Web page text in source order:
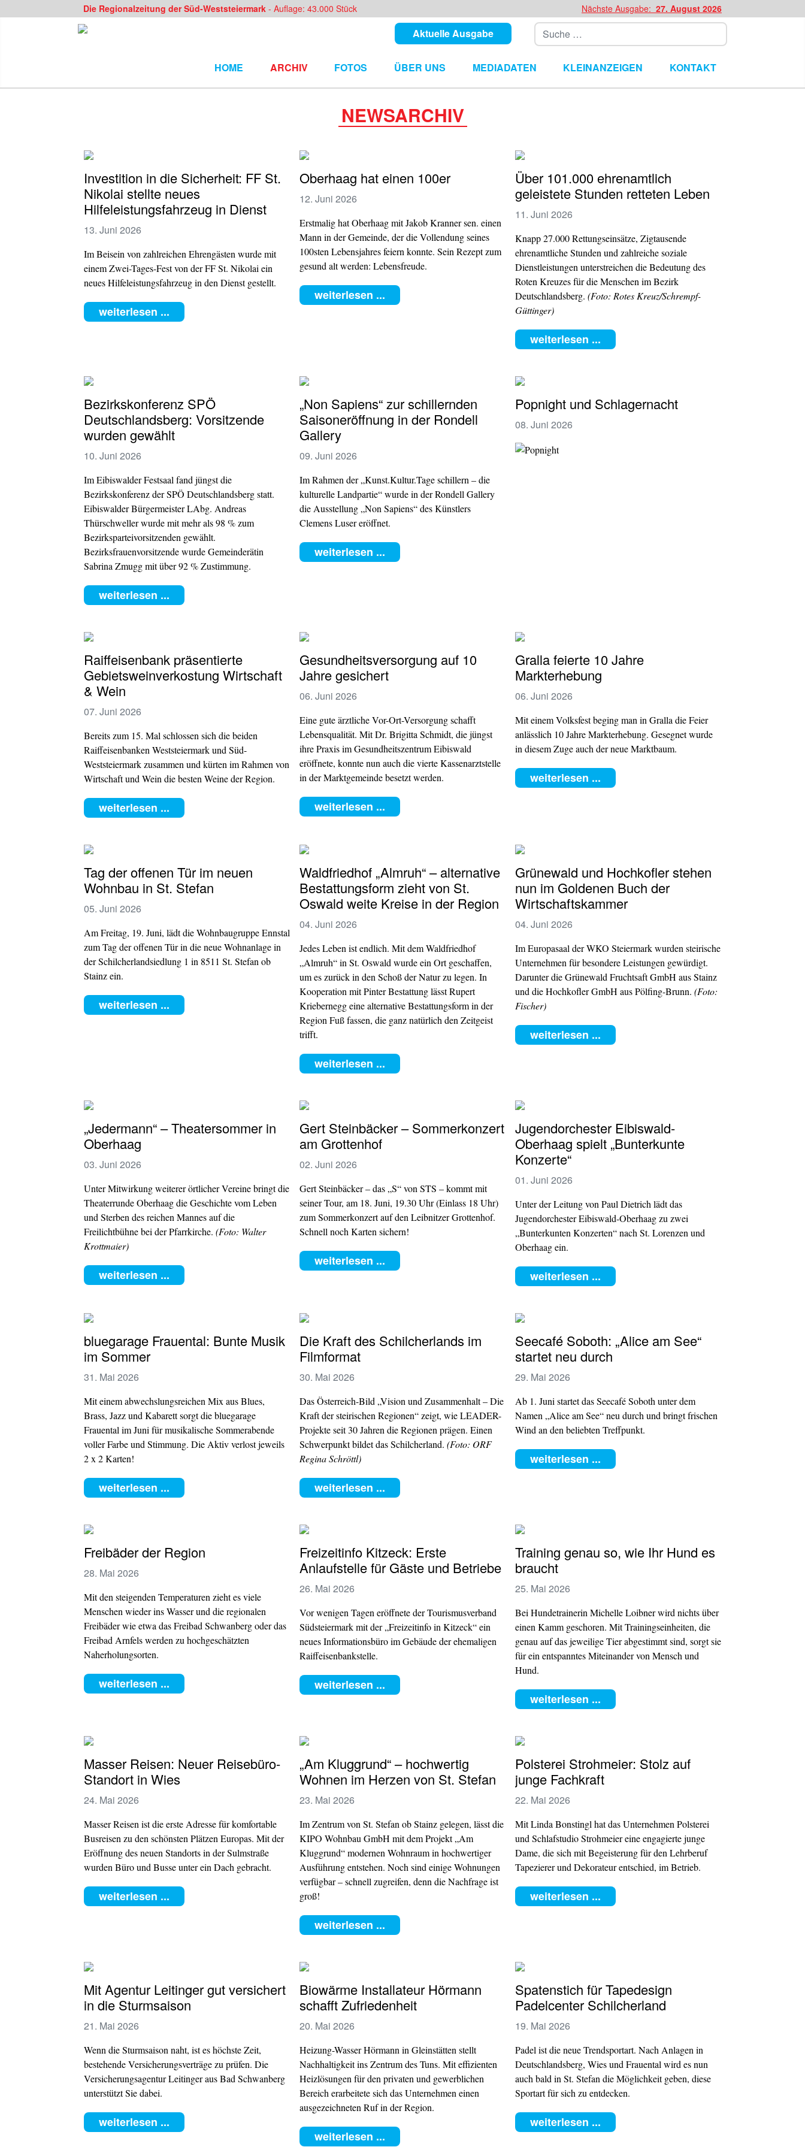
Die Regionalzeitung der Süd-Weststeiermark - Auflage: 43.000 Stück Nächste Ausgabe: 27. August 2026
Aktuelle Ausgabe Suchen
HOME ARCHIV FOTOS ÜBER UNS MEDIADATEN KLEINANZEIGEN KONTAKT
NEWSARCHIV
Investition in die Sicherheit: FF St.
Nikolai stellte neues
Hilfeleistungsfahrzeug in Dienst
13. Juni 2026
Im Beisein von zahlreichen Ehrengästen wurde mit
einem Zwei-Tages-Fest von der FF St. Nikolai ein
neues Hilfeleistungsfahrzeug in den Dienst gestellt.
weiterlesen ...
Oberhaag hat einen 100er
12. Juni 2026
Erstmalig hat Oberhaag mit Jakob Kranner sen. einen
Mann in der Gemeinde, der die Vollendung seines
100sten Lebensjahres feiern konnte. Sein Rezept zum
gesund alt werden: Lebensfreude.
weiterlesen ...
Über 101.000 ehrenamtlich
geleistete Stunden retteten Leben
11. Juni 2026
Knapp 27.000 Rettungseinsätze, Zigtausende
ehrenamtliche Stunden und zahlreiche soziale
Dienstleistungen unterstreichen die Bedeutung des
Roten Kreuzes für die Menschen im Bezirk
Deutschlandsberg. (Foto: Rotes Kreuz/Schrempf-
Güttinger)
weiterlesen ...
Bezirkskonferenz SPÖ
Deutschlandsberg: Vorsitzende
wurden gewählt
10. Juni 2026
Im Eibiswalder Festsaal fand jüngst die
Bezirkskonferenz der SPÖ Deutschlandsberg statt.
Eibiswalder Bürgermeister LAbg. Andreas
Thürschweller wurde mit mehr als 98 % zum
Bezirksparteivorsitzenden gewählt.
Bezirksfrauenvorsitzende wurde Gemeinderätin
Sabrina Zmugg mit über 92 % Zustimmung.
weiterlesen ...
„Non Sapiens“ zur schillernden
Saisoneröffnung in der Rondell
Gallery
09. Juni 2026
Im Rahmen der „Kunst.Kultur.Tage schillern – die
kulturelle Landpartie“ wurde in der Rondell Gallery
die Ausstellung „Non Sapiens“ des Künstlers
Clemens Luser eröffnet.
weiterlesen ...
Popnight und Schlagernacht
08. Juni 2026
Raiffeisenbank präsentierte
Gebietsweinverkostung Wirtschaft
& Wein
07. Juni 2026
Bereits zum 15. Mal schlossen sich die beiden
Raiffeisenbanken Weststeiermark und Süd-
Weststeiermark zusammen und kürten im Rahmen von
Wirtschaft und Wein die besten Weine der Region.
weiterlesen ...
Gesundheitsversorgung auf 10
Jahre gesichert
06. Juni 2026
Eine gute ärztliche Vor-Ort-Versorgung schafft
Lebensqualität. Mit Dr. Brigitta Schmidt, die jüngst
ihre Praxis im Gesundheitszentrum Eibiswald
eröffnete, konnte nun auch die vierte Kassenarztstelle
in der Marktgemeinde besetzt werden.
weiterlesen ...
Gralla feierte 10 Jahre
Markterhebung
06. Juni 2026
Mit einem Volksfest beging man in Gralla die Feier
anlässlich 10 Jahre Markterhebung. Gesegnet wurde
in diesem Zuge auch der neue Marktbaum.
weiterlesen ...
Tag der offenen Tür im neuen
Wohnbau in St. Stefan
05. Juni 2026
Am Freitag, 19. Juni, lädt die Wohnbaugruppe Ennstal
zum Tag der offenen Tür in die neue Wohnanlage in
der Schilcherlandsiedlung 1 in 8511 St. Stefan ob
Stainz ein.
weiterlesen ...
Waldfriedhof „Almruh“ – alternative
Bestattungsform zieht von St.
Oswald weite Kreise in der Region
04. Juni 2026
Jedes Leben ist endlich. Mit dem Waldfriedhof
„Almruh“ in St. Oswald wurde ein Ort geschaffen,
um es zurück in den Schoß der Natur zu legen. In
Kooperation mit Pinter Bestattung lässt Rupert
Kriebernegg eine alternative Bestattungsform in der
Region Fuß fassen, die ganz natürlich den Zeitgeist
trifft.
weiterlesen ...
Grünewald und Hochkofler stehen
nun im Goldenen Buch der
Wirtschaftskammer
04. Juni 2026
Im Europasaal der WKO Steiermark wurden steirische
Unternehmen für besondere Leistungen gewürdigt.
Darunter die Grünewald Fruchtsaft GmbH aus Stainz
und die Hochkofler GmbH aus Pölfing-Brunn. (Foto:
Fischer)
weiterlesen ...
„Jedermann“ – Theatersommer in
Oberhaag
03. Juni 2026
Unter Mitwirkung weiterer örtlicher Vereine bringt die
Theaterrunde Oberhaag die Geschichte vom Leben
und Sterben des reichen Mannes auf die
Freilichtbühne bei der Pfarrkirche. (Foto: Walter
Krottmaier)
weiterlesen ...
Gert Steinbäcker – Sommerkonzert
am Grottenhof
02. Juni 2026
Gert Steinbäcker – das „S“ von STS – kommt mit
seiner Tour, am 18. Juni, 19.30 Uhr (Einlass 18 Uhr)
zum Sommerkonzert auf den Leibnitzer Grottenhof.
Schnell noch Karten sichern!
weiterlesen ...
Jugendorchester Eibiswald-
Oberhaag spielt „Bunterkunte
Konzerte“
01. Juni 2026
Unter der Leitung von Paul Dietrich lädt das
Jugendorchester Eibiswald-Oberhaag zu zwei
„Bunterkunten Konzerten“ nach St. Lorenzen und
Oberhaag ein.
weiterlesen ...
bluegarage Frauental: Bunte Musik
im Sommer
31. Mai 2026
Mit einem abwechslungsreichen Mix aus Blues,
Brass, Jazz und Kabarett sorgt die bluegarage
Frauental im Juni für musikalische Sommerabende
voller Farbe und Stimmung. Die Aktiv verlost jeweils
2 x 2 Karten!
weiterlesen ...
Die Kraft des Schilcherlands im
Filmformat
30. Mai 2026
Das Österreich-Bild „Vision und Zusammenhalt – Die
Kraft der steirischen Regionen“ zeigt, wie LEADER-
Projekte seit 30 Jahren die Regionen prägen. Einen
Schwerpunkt bildet das Schilcherland. (Foto: ORF
Regina Schröttl)
weiterlesen ...
Seecafé Soboth: „Alice am See“
startet neu durch
29. Mai 2026
Ab 1. Juni startet das Seecafé Soboth unter dem
Namen „Alice am See“ neu durch und bringt frischen
Wind an den beliebten Treffpunkt.
weiterlesen ...
Freibäder der Region
28. Mai 2026
Mit den steigenden Temperaturen zieht es viele
Menschen wieder ins Wasser und die regionalen
Freibäder wie etwa das Freibad Schwanberg oder das
Freibad Arnfels werden zu hochgeschätzten
Naherholungsorten.
weiterlesen ...
Freizeitinfo Kitzeck: Erste
Anlaufstelle für Gäste und Betriebe
26. Mai 2026
Vor wenigen Tagen eröffnete der Tourismusverband
Südsteiermark mit der „Freizeitinfo in Kitzeck“ ein
neues Informationsbüro im Gebäude der ehemaligen
Raiffeisenbankstelle.
weiterlesen ...
Training genau so, wie Ihr Hund es
braucht
25. Mai 2026
Bei Hundetrainerin Michelle Loibner wird nichts über
einen Kamm geschoren. Mit Trainingseinheiten, die
genau auf das jeweilige Tier abgestimmt sind, sorgt sie
für ein entspanntes Miteinander von Mensch und
Hund.
weiterlesen ...
Masser Reisen: Neuer Reisebüro-
Standort in Wies
24. Mai 2026
Masser Reisen ist die erste Adresse für komfortable
Busreisen zu den schönsten Plätzen Europas. Mit der
Eröffnung des neuen Standorts in der Sulmstraße
wurden Büro und Busse unter ein Dach gebracht.
weiterlesen ...
„Am Kluggrund“ – hochwertig
Wohnen im Herzen von St. Stefan
23. Mai 2026
Im Zentrum von St. Stefan ob Stainz gelegen, lässt die
KIPO Wohnbau GmbH mit dem Projekt „Am
Kluggrund“ modernen Wohnraum in hochwertiger
Ausführung entstehen. Noch sind einige Wohnungen
verfügbar – schnell zugreifen, denn die Nachfrage ist
groß!
weiterlesen ...
Polsterei Strohmeier: Stolz auf
junge Fachkraft
22. Mai 2026
Mit Linda Bonstingl hat das Unternehmen Polsterei
und Schlafstudio Strohmeier eine engagierte junge
Dame, die sich mit Begeisterung für den Lehrberuf
Tapezierer und Dekorateur entschied, im Betrieb.
weiterlesen ...
Mit Agentur Leitinger gut versichert
in die Sturmsaison
21. Mai 2026
Wenn die Sturmsaison naht, ist es höchste Zeit,
bestehende Versicherungsverträge zu prüfen. Die
Versicherungsagentur Leitinger aus Bad Schwanberg
unterstützt Sie dabei.
weiterlesen ...
Biowärme Installateur Hörmann
schafft Zufriedenheit
20. Mai 2026
Heizung-Wasser Hörmann in Gleinstätten stellt
Nachhaltigkeit ins Zentrum des Tuns. Mit effizienten
Heizlösungen für den privaten und gewerblichen
Bereich erarbeitete sich das Unternehmen einen
ausgezeichneten Ruf in der Region.
weiterlesen ...
Spatenstich für Tapedesign
Padelcenter Schilcherland
19. Mai 2026
Padel ist die neue Trendsportart. Nach Anlagen in
Deutschlandsberg, Wies und Frauental wird es nun
auch bald in St. Stefan die Möglichkeit geben, diese
Sportart für sich zu entdecken.
weiterlesen ...